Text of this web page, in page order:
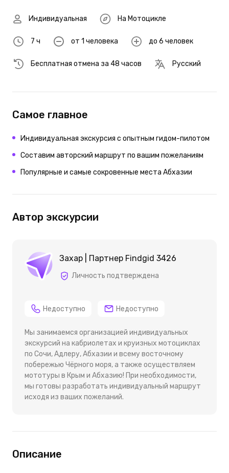
Индивидуальная На Мотоцикле
7 ч от 1 человека до 6 человек
Бесплатная отмена за 48 часов Русский
Самое главное
Индивидуальная экскурсия с опытным гидом-пилотом
Составим авторский маршрут по вашим пожеланиям
Популярные и самые сокровенные места Абхазии
Автор экскурсии
Захар | Партнер Findgid 3426
Личность подтверждена
Недоступно Недоступно
Мы занимаемся организацией индивидуальных
экскурсий на кабриолетах и круизных мотоциклах
по Сочи, Адлеру, Абхазии и всему восточному
побережью Чёрного моря, а также осуществляем
мототуры в Крым и Абхазию! При необходимости,
мы готовы разработать индивидуальный маршрут
исходя из ваших пожеланий.
Описание